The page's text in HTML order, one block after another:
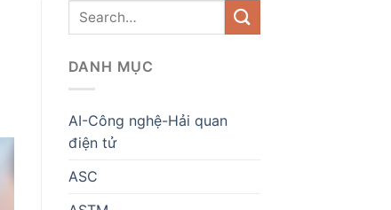
DANH MỤC
AI-Công nghệ-Hải quan
điện tử
ASC